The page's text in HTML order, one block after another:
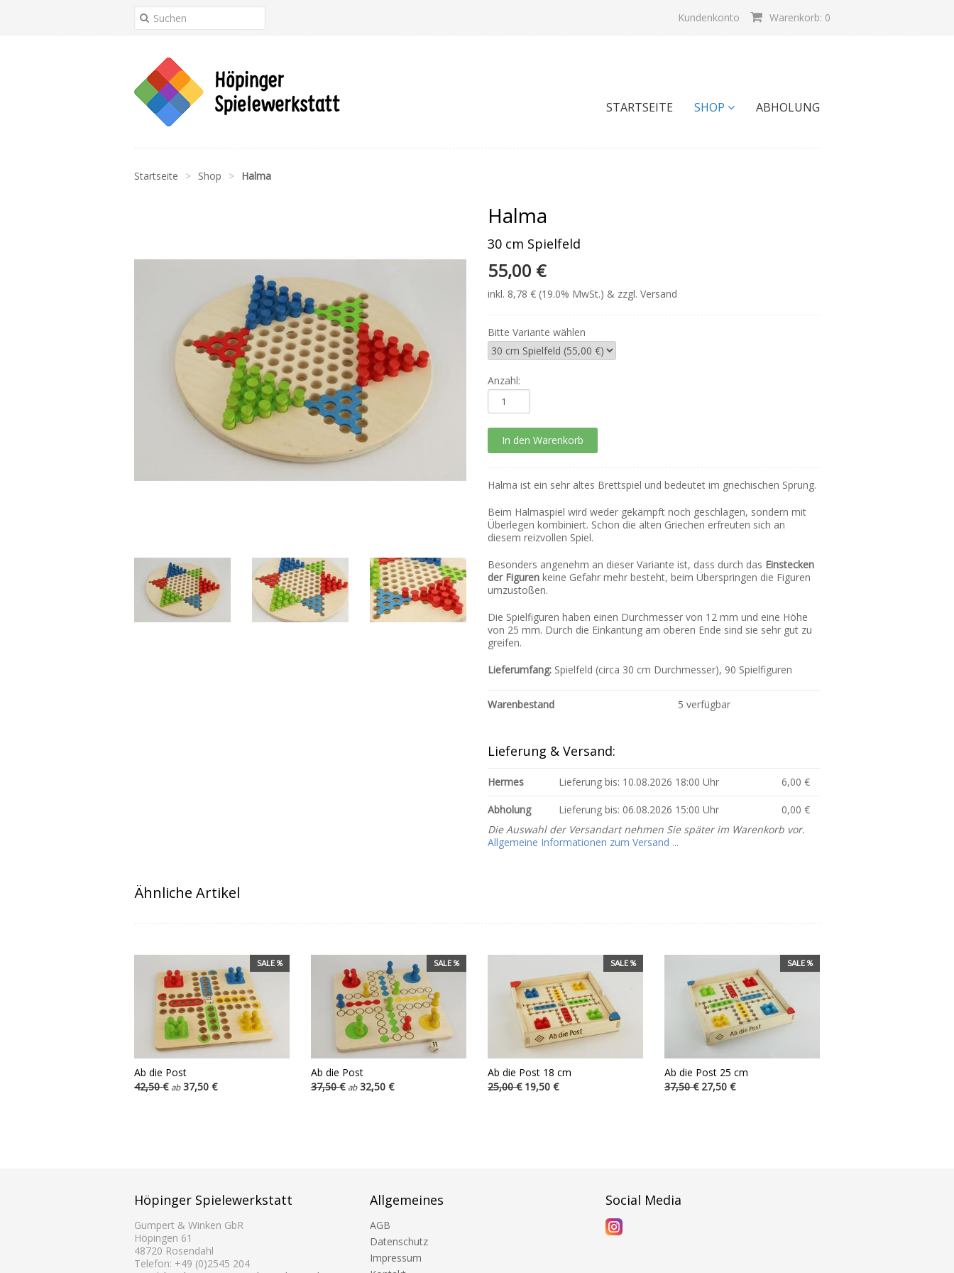
Warenkorb: 0
Kundenkonto
STARTSEITE SHOP ABHOLUNG
Startseite > Shop > Halma
Halma
30 cm Spielfeld
55,00 €
inkl. 8,78 € (19.0% MwSt.) & zzgl. Versand
Bitte Variante wählen
Anzahl:
Halma ist ein sehr altes Brettspiel und bedeutet im griechischen Sprung.
Beim Halmaspiel wird weder gekämpft noch geschlagen, sondern mit
Überlegen kombiniert. Schon die alten Griechen erfreuten sich an
diesem reizvollen Spiel.
Besonders angenehm an dieser Variante ist, dass durch das Einstecken
der Figuren keine Gefahr mehr besteht, beim Überspringen die Figuren
umzustoßen.
Die Spielfiguren haben einen Durchmesser von 12 mm und eine Höhe
von 25 mm. Durch die Einkantung am oberen Ende sind sie sehr gut zu
greifen.
Lieferumfang: Spielfeld (circa 30 cm Durchmesser), 90 Spielfiguren
Warenbestand 5 verfügbar
Lieferung & Versand:
Hermes Lieferung bis: 10.08.2026 18:00 Uhr 6,00 €
Abholung Lieferung bis: 06.08.2026 15:00 Uhr
0,00 €
Die Auswahl der Versandart nehmen Sie später im Warenkorb vor.
Allgemeine Informationen zum Versand ...
Ähnliche Artikel
SALE %
Ab die Post
42,50 € ab37,50 €
SALE %
Ab die Post
37,50 € ab32,50 €
SALE %
Ab die Post 18 cm
25,00 €19,50 €
SALE %
Ab die Post 25 cm
37,50 €27,50 €
Höpinger Spielewerkstatt
Gumpert & Winken GbR
Höpingen 61
48720 Rosendahl
Telefon: +49 (0)2545 204
Allgemeines
AGB
Datenschutz
Impressum
Social Media